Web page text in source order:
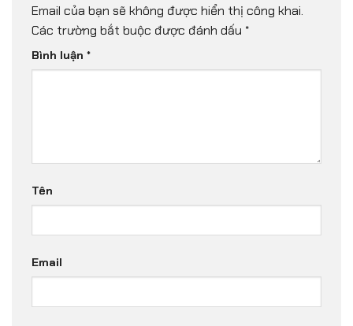
Email của bạn sẽ không được hiển thị công khai.
Các trường bắt buộc được đánh dấu *
Bình luận *
Tên
Email